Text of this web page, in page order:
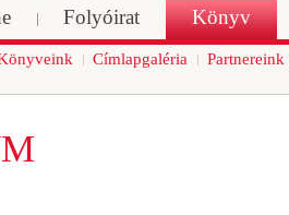
Folyóirat Könyv
Címlapgaléria Partnereink